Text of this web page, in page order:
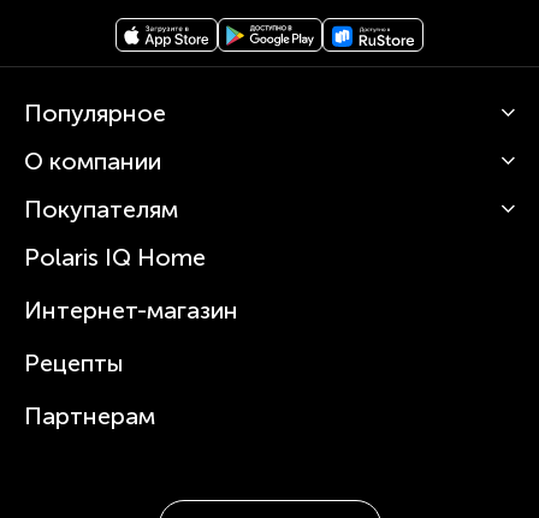
Популярное
Кофемашины
Вертикальные пылесосы
Зубные щетки и ирригаторы
Увлажнители
Посуда
О компании
О Polaris
Статьи
Покупателям
Сервисные центры
Где купить
Polaris IQ Home
Интернет-магазин
Рецепты
Партнерам